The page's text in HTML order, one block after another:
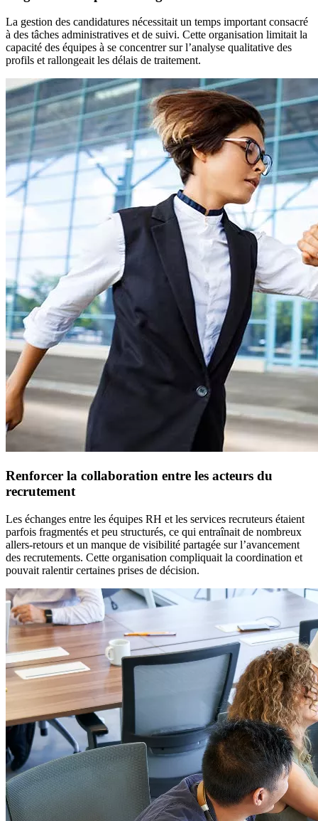
La gestion des candidatures nécessitait un temps important consacré
à des tâches administratives et de suivi. Cette organisation limitait la
capacité des équipes à se concentrer sur l’analyse qualitative des
profils et rallongeait les délais de traitement.
Renforcer la collaboration entre les acteurs du
recrutement
Les échanges entre les équipes RH et les services recruteurs étaient
parfois fragmentés et peu structurés, ce qui entraînait de nombreux
allers-retours et un manque de visibilité partagée sur l’avancement
des recrutements. Cette organisation compliquait la coordination et
pouvait ralentir certaines prises de décision.